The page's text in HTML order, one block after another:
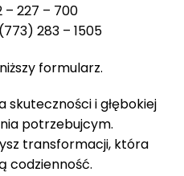
– 227 – 700
(773) 283 – 1505
formularz.
skuteczności i głębokiej
potrzebujcym.
transformacji, która
codzienność.